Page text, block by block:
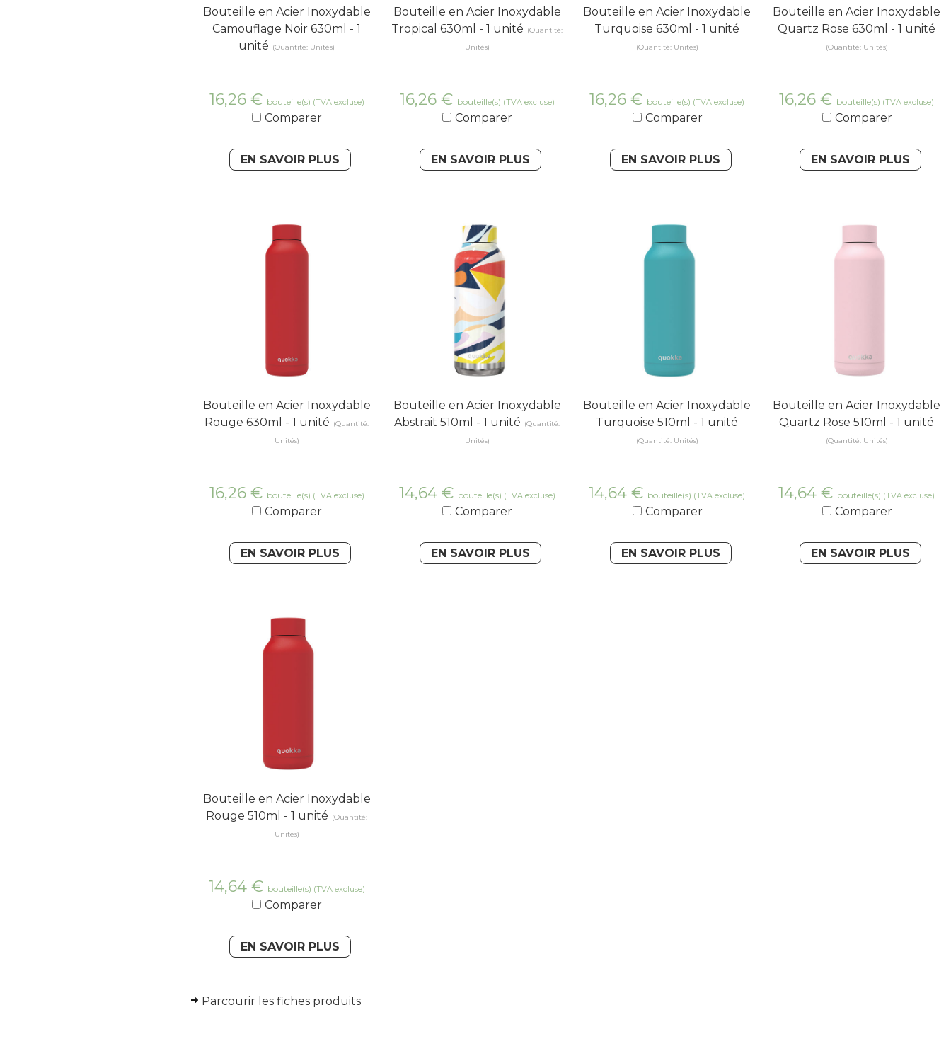
Bouteille en Acier Inoxydable
Camouflage Noir 630ml - 1
unité (Quantité: Unités)
16,26 € bouteille(s) (TVA excluse)
Comparer
EN SAVOIR PLUS
Bouteille en Acier Inoxydable
Tropical 630ml - 1 unité (Quantité:
Unités)
16,26 € bouteille(s) (TVA excluse)
Comparer
EN SAVOIR PLUS
Bouteille en Acier Inoxydable
Turquoise 630ml - 1 unité
(Quantité: Unités)
16,26 € bouteille(s) (TVA excluse)
Comparer
EN SAVOIR PLUS
Bouteille en Acier Inoxydable
Quartz Rose 630ml - 1 unité
(Quantité: Unités)
16,26 € bouteille(s) (TVA excluse)
Comparer
EN SAVOIR PLUS
Bouteille en Acier Inoxydable
Rouge 630ml - 1 unité (Quantité:
Unités)
16,26 € bouteille(s) (TVA excluse)
Comparer
EN SAVOIR PLUS
Bouteille en Acier Inoxydable
Abstrait 510ml - 1 unité (Quantité:
Unités)
14,64 € bouteille(s) (TVA excluse)
Comparer
EN SAVOIR PLUS
Bouteille en Acier Inoxydable
Turquoise 510ml - 1 unité
(Quantité: Unités)
14,64 € bouteille(s) (TVA excluse)
Comparer
EN SAVOIR PLUS
Bouteille en Acier Inoxydable
Quartz Rose 510ml - 1 unité
(Quantité: Unités)
14,64 € bouteille(s) (TVA excluse)
Comparer
EN SAVOIR PLUS
Bouteille en Acier Inoxydable
Rouge 510ml - 1 unité (Quantité:
Unités)
14,64 € bouteille(s) (TVA excluse)
Comparer
EN SAVOIR PLUS
Parcourir les fiches produits